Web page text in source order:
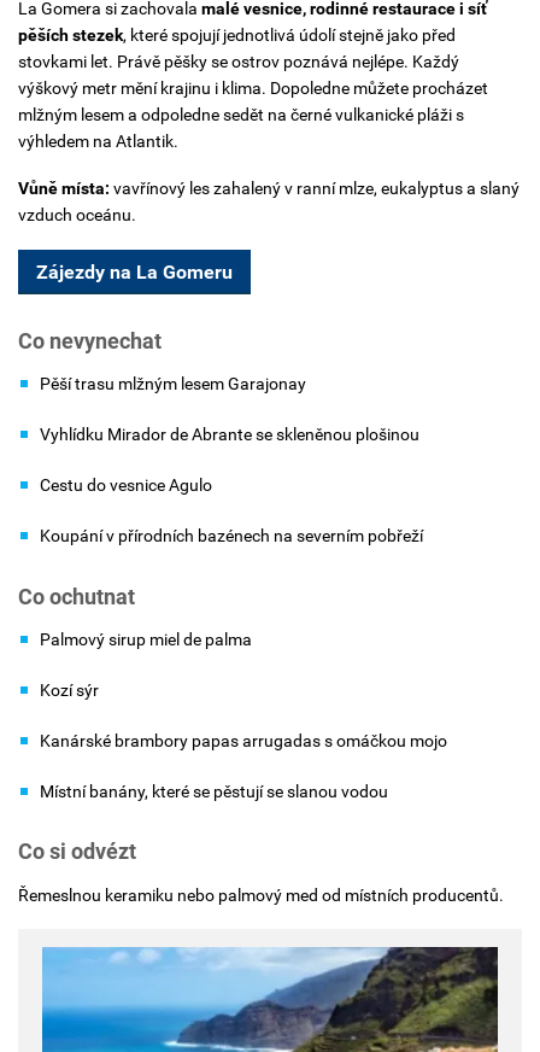
La Gomera si zachovala malé vesnice, rodinné restaurace i síť
pěších stezek, které spojují jednotlivá údolí stejně jako před
stovkami let. Právě pěšky se ostrov poznává nejlépe. Každý
výškový metr mění krajinu i klima. Dopoledne můžete procházet
mlžným lesem a odpoledne sedět na černé vulkanické pláži s
výhledem na Atlantik.
Vůně místa: vavřínový les zahalený v ranní mlze, eukalyptus a slaný
vzduch oceánu.
Zájezdy na La Gomeru
Co nevynechat
Pěší trasu mlžným lesem Garajonay
Vyhlídku Mirador de Abrante se skleněnou plošinou
Cestu do vesnice Agulo
Koupání v přírodních bazénech na severním pobřeží
Co ochutnat
Palmový sirup miel de palma
Kozí sýr
Kanárské brambory papas arrugadas s omáčkou mojo
Místní banány, které se pěstují se slanou vodou
Co si odvézt
Řemeslnou keramiku nebo palmový med od místních producentů.